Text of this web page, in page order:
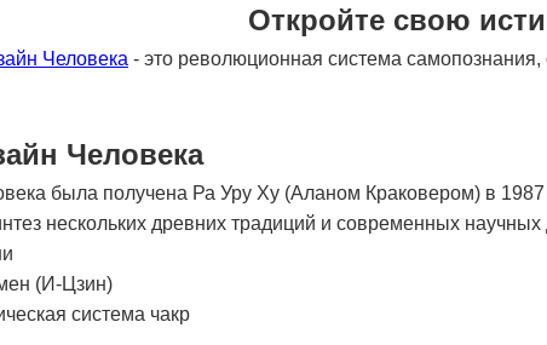
Откройте свою
Человека - это революционная система
Человека
была получена Ра Уру Ху (Аланом Краковером) в
нескольких древних традиций и современных научных
(И-Цзин)
система чакр